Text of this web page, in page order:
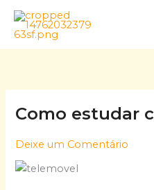
Skip
content
Como estudar
Deixe um Comentário